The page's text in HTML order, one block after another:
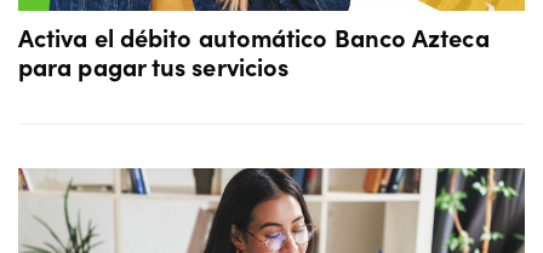
Activa el débito automático Banco Azteca
para pagar tus servicios